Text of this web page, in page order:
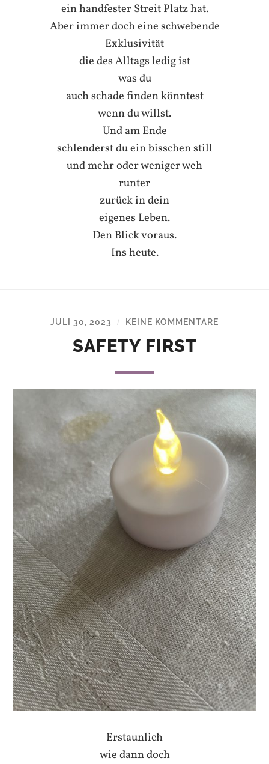
ein handfester Streit Platz hat.
Aber immer doch eine schwebende
Exklusivität
die des Alltags ledig ist
was du
auch schade finden könntest
wenn du willst.
Und am Ende
schlenderst du ein bisschen still
und mehr oder weniger weh
runter
zurück in dein
eigenes Leben.
Den Blick voraus.
Ins heute.
JULI 30, 2023 / KEINE KOMMENTARE
SAFETY FIRST
Erstaunlich
wie dann doch